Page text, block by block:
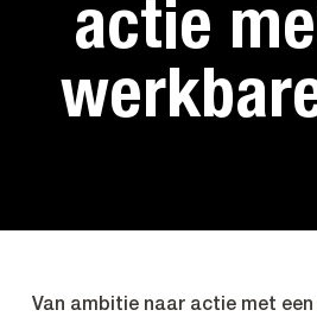
actie
Van ambitie naar actie met een